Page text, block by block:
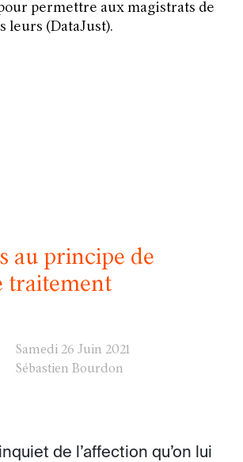
permettre aux magistrats de
leurs (DataJust).
au principe de
traitement
Samedi 26 Juin 2021
Sébastien Bourdon
de l’affection qu’on lui